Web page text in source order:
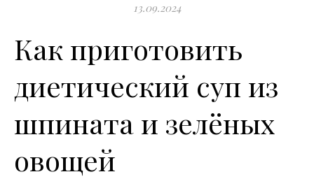
13.09.2024
Как приготовить
диетический суп из
шпината и зелёных
овощей